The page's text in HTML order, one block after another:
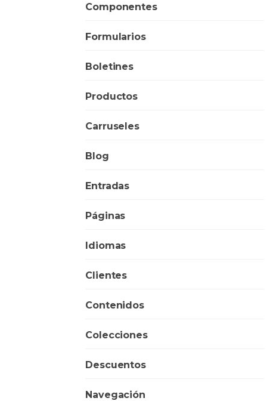
Componentes
Formularios
Boletines
Productos
Carruseles
Blog
Entradas
Páginas
Idiomas
Clientes
Contenidos
Colecciones
Descuentos
Navegación